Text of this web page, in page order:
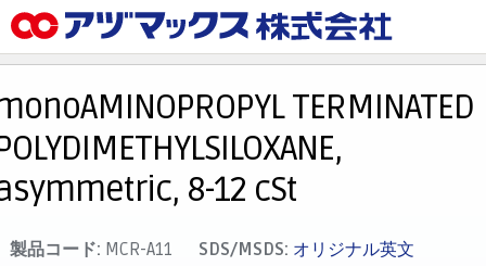
メニュー
お気に入り
カート
マイアカウント
主要取扱ブランド
TERMINATED
8-12 cSt
製品コード: MCR-A11 SDS/MSDS: オリジナル英文